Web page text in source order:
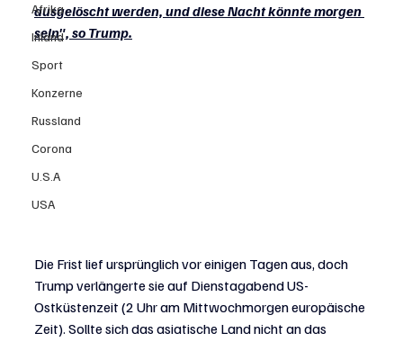
Afrika
Inland
Sport
Konzerne
Russland
Corona
U.S.A
USA
ausgelöscht werden, und diese Nacht könnte morgen
sein", so Trump.
Die Frist lief ursprünglich vor einigen Tagen aus, doch
Trump verlängerte sie auf Dienstagabend US-
Ostküstenzeit (2 Uhr am Mittwochmorgen europäische
Zeit). Sollte sich das asiatische Land nicht an das